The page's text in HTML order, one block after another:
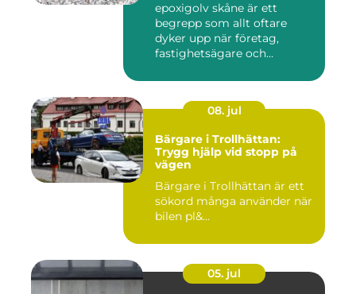
epoxigolv skåne är ett
begrepp som allt oftare
dyker upp när företag,
fastighetsägare och
08. jul
Bärgare i Trollhättan:
Trygg hjälp vid stopp på
vägen
Bärgare i Trollhättan är ett
sökord många använder när
bilen pl&...
05. jul